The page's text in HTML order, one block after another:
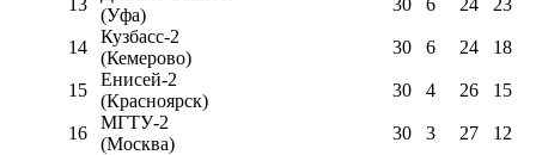
(Уфа)
14
Кузбасс-2
(Кемерово)
30 6 24 18
15
Енисей-2
(Красноярск)
30 4 26 15
16
МГТУ-2
(Москва)
30 3 27 12